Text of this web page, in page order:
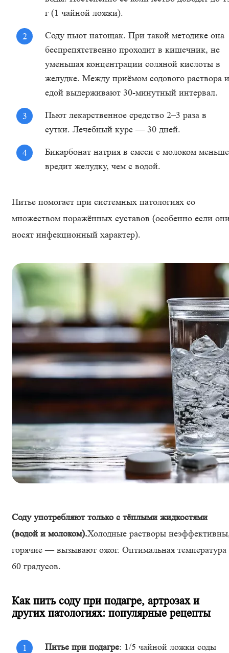
г (1 чайной ложки).
Соду пьют натощак. При такой методике она
беспрепятственно проходит в кишечник, не
уменьшая концентрации соляной кислоты в
желудке. Между приёмом содового раствора и
едой выдерживают 30-минутный интервал.
Пьют лекарственное средство 2–3 раза в
сутки. Лечебный курс — 30 дней.
Бикарбонат натрия в смеси с молоком меньше
вредит желудку, чем с водой.
Питье помогает при системных патологиях со
множеством поражённых суставов (особенно если
носят инфекционный характер).
Соду употребляют только с тёплыми жидкостями
(водой и молоком).Холодные растворы
горячие — вызывают ожог. Оптимальная температура
60 градусов.
Как пить соду при подагре, артрозах и
других патологиях: популярные рецепты
Питье при подагре: 1/5 чайной ложки соды